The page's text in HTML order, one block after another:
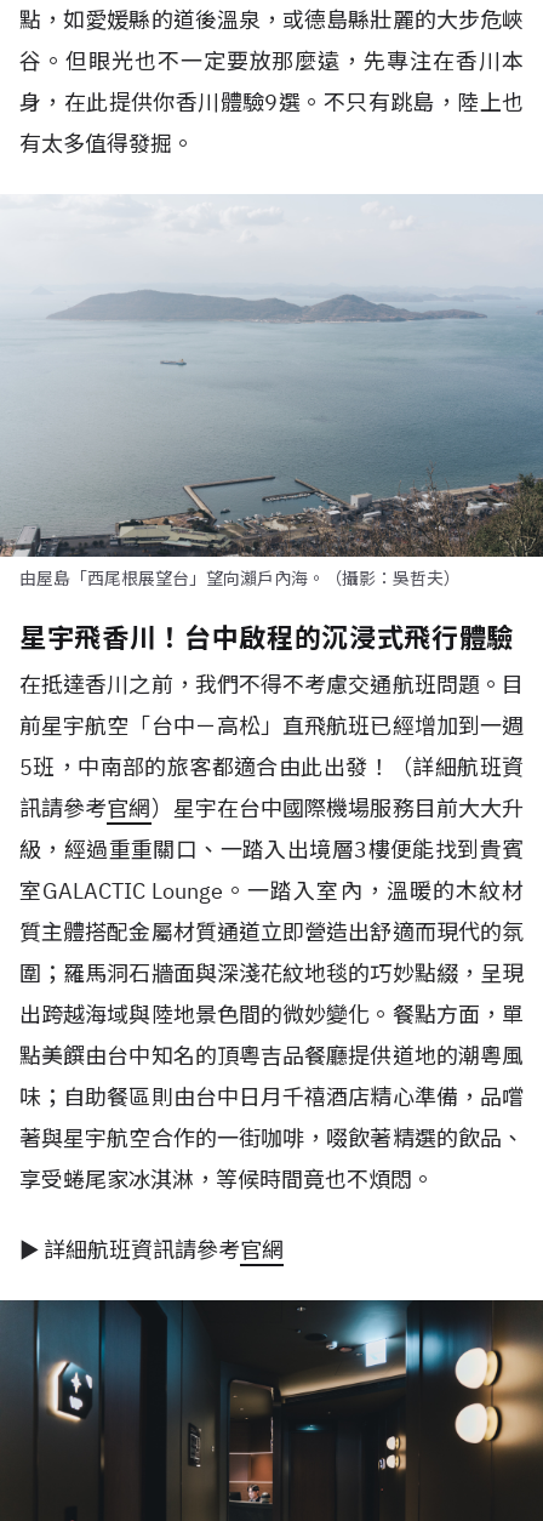
點，如愛媛縣的道後溫泉，或德島縣壯麗的大步危峽
谷。但眼光也不一定要放那麼遠，先專注在香川本
身，在此提供你香川體驗9選。不只有跳島，陸上也
有太多值得發掘。
由屋島「西尾根展望台」望向瀨戶內海。（攝影：吳哲夫）
星宇飛香川！台中啟程的沉浸式飛行體驗
在抵達香川之前，我們不得不考慮交通航班問題。目
前星宇航空「台中－高松」直飛航班已經增加到一週
5班，中南部的旅客都適合由此出發！（詳細航班資
訊請參考官網）星宇在台中國際機場服務目前大大升
級，經過重重關口、一踏入出境層3樓便能找到貴賓
室GALACTIC Lounge 。一踏入室內，溫暖的木紋材
質主體搭配金屬材質通道立即營造出舒適而現代的氛
圍；羅馬洞石牆面與深淺花紋地毯的巧妙點綴，呈現
出跨越海域與陸地景色間的微妙變化。餐點方面，單
點美饌由台中知名的頂粵吉品餐廳提供道地的潮粵風
味；自助餐區則由台中日月千禧酒店精心準備，品嚐
著與星宇航空合作的一街咖啡，啜飲著精選的飲品、
享受蜷尾家冰淇淋，等候時間竟也不煩悶。
► 詳細航班資訊請參考官網